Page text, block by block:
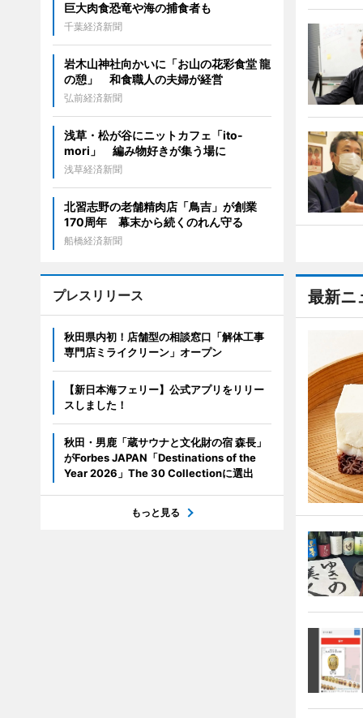
最新ニ
巨大肉食恐竜や海の捕食者も
千葉経済新聞
岩木山神社向かいに「お山の花彩食堂 龍
の憩」 和食職人の夫婦が経営
弘前経済新聞
浅草・松が谷にニットカフェ「ito-
mori」 編み物好きが集う場に
浅草経済新聞
北習志野の老舗精肉店「鳥吉」が創業
170周年 幕末から続くのれん守る
船橋経済新聞
プレスリリース
秋田県内初！店舗型の相談窓口「解体工事
専門店ミライクリーン」オープン
【新日本海フェリー】公式アプリをリリー
スしました！
秋田・男鹿「蔵サウナと文化財の宿 森長」
がForbes JAPAN「Destinations of the
Year 2026」The 30 Collectionに選出
もっと見る